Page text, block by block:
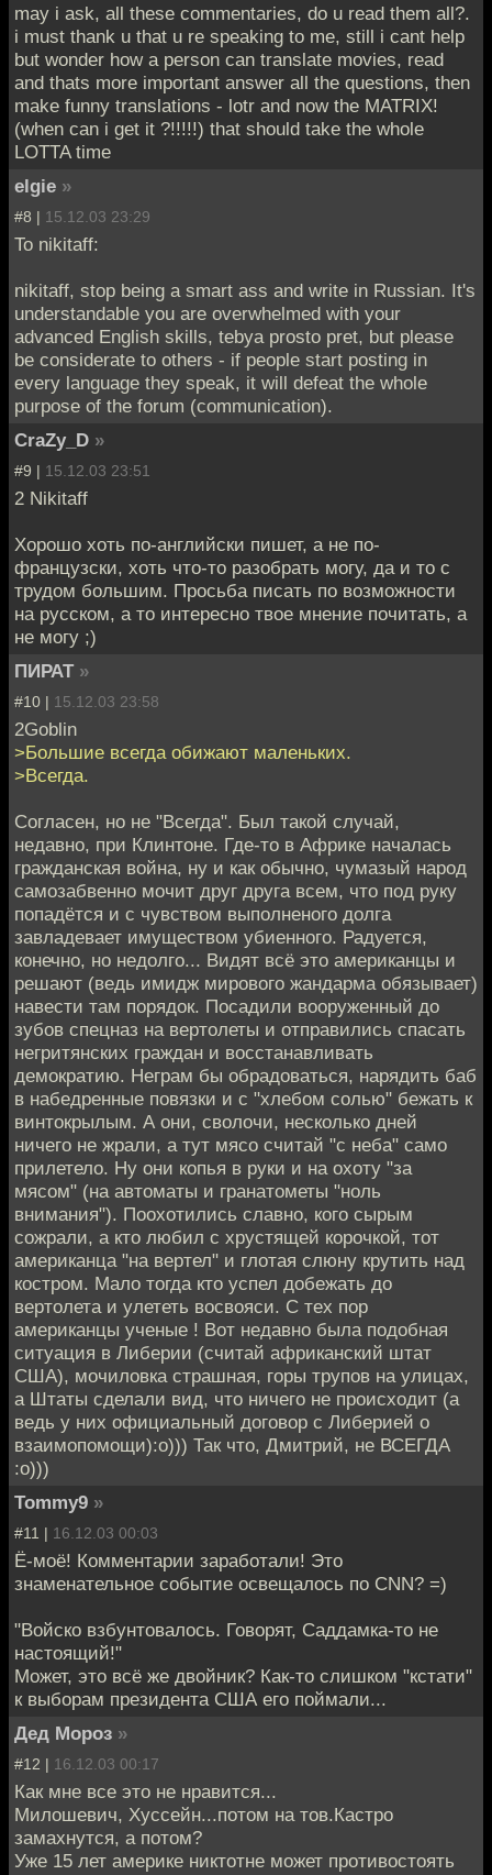
may i ask, all these commentaries, do u read them all?.
i must thank u that u re speaking to me, still i cant help
but wonder how a person can translate movies, read
and thats more important answer all the questions, then
make funny translations - lotr and now the MATRIX!
(when can i get it ?!!!!!) that should take the whole
LOTTA time
elgie »
#8 | 15.12.03 23:29
To nikitaff:
nikitaff, stop being a smart ass and write in Russian. It's
understandable you are overwhelmed with your
advanced English skills, tebya prosto pret, but please
be considerate to others - if people start posting in
every language they speak, it will defeat the whole
purpose of the forum (communication).
CraZy_D »
#9 | 15.12.03 23:51
2 Nikitaff
Хорошо хоть по-английски пишет, а не по-
французски, хоть что-то разобрать могу, да и то с
трудом большим. Просьба писать по возможности
на русском, а то интересно твое мнение почитать, а
не могу ;)
ПИРАТ »
#10 | 15.12.03 23:58
2Goblin
>Большие всегда обижают маленьких.
>Всегда.
Согласен, но не "Всегда". Был такой случай,
недавно, при Клинтоне. Где-то в Африке началась
гражданская война, ну и как обычно, чумазый народ
самозабвенно мочит друг друга всем, что под руку
попадётся и с чувством выполненого долга
завладевает имуществом убиенного. Радуется,
конечно, но недолго... Видят всё это американцы и
решают (ведь имидж мирового жандарма обязывает)
навести там порядок. Посадили вооруженный до
зубов спецназ на вертолеты и отправились спасать
негритянских граждан и восстанавливать
демократию. Неграм бы обрадоваться, нарядить баб
в набедренные повязки и с "хлебом солью" бежать к
винтокрылым. А они, сволочи, несколько дней
ничего не жрали, а тут мясо считай "с неба" само
прилетело. Ну они копья в руки и на охоту "за
мясом" (на автоматы и гранатометы "ноль
внимания"). Поохотились славно, кого сырым
сожрали, а кто любил с хрустящей корочкой, тот
американца "на вертел" и глотая слюну крутить над
костром. Мало тогда кто успел добежать до
вертолета и улететь восвояси. С тех пор
американцы ученые ! Вот недавно была подобная
ситуация в Либерии (считай африканский штат
США), мочиловка страшная, горы трупов на улицах,
а Штаты сделали вид, что ничего не происходит (а
ведь у них официальный договор с Либерией о
взаимопомощи):о))) Так что, Дмитрий, не ВСЕГДА
:о)))
Tommy9 »
#11 | 16.12.03 00:03
Ё-моё! Комментарии заработали! Это
знаменательное событие освещалось по CNN? =)
"Войско взбунтовалось. Говорят, Саддамка-то не
настоящий!"
Может, это всё же двойник? Как-то слишком "кстати"
к выборам президента США его поймали...
Дед Мороз »
#12 | 16.12.03 00:17
Как мне все это не нравится...
Милошевич, Хуссейн...потом на тов.Кастро
замахнутся, а потом?
Уже 15 лет америке никтотне может противостоять